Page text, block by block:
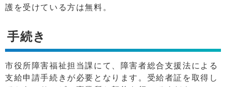
護を受けている方は無料。
手続き
市役所障害福祉担当課にて、障害者総合支援法による
支給申請手続きが必要となります。受給者証を取得し